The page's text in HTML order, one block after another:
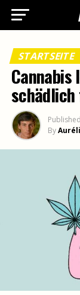
STARTSEITE
schädlich
Published
By